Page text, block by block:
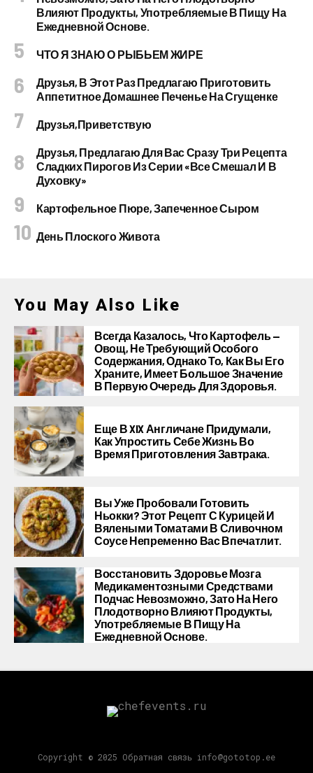
Влияют Продукты, Употребляемые В Пищу На
Ежедневной Основе.
ЧТО Я ЗНАЮ О РЫБЬЕМ ЖИРЕ
Друзья, В Этот Раз Предлагаю Приготовить
Аппетитное Домашнее Печенье На Сгущенке
Друзья,приветствую
Друзья, Предлагаю Для Вас Сразу Три Рецепта
Сладких Пирогов Из Серии «все Смешал И В
Духовку»
Картофельное Пюре, Запеченное Сыром
День Плоского Живота
You May Also Like
Всегда Казалось, Что Картофель —
Овощ, Не Требующий Особого
Содержания, Однако То, Как Вы Его
Храните, Имеет Большое Значение
В Первую Очередь Для Здоровья.
Еще В XIX Англичане Придумали,
Как Упростить Себе Жизнь Во
Время Приготовления Завтрака.
Вы Уже Пробовали Готовить
Ньокки? Этот Рецепт С Курицей И
Вялеными Томатами В Сливочном
Соусе Непременно Вас Впечатлит.
Восстановить Здоровье Мозга
Медикаментозными Средствами
Подчас Невозможно, Зато На Него
Плодотворно Влияют Продукты,
Употребляемые В Пищу На
Ежедневной Основе.
Copyright © 2025 Обратная связь info@gototop.ee